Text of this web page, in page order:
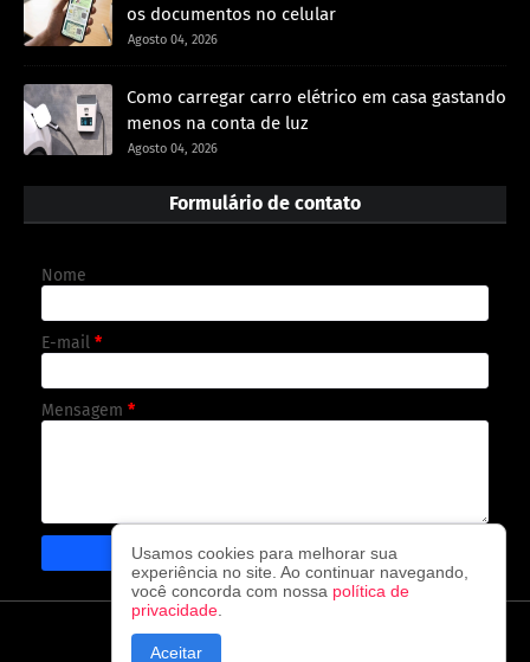
os documentos no celular
Agosto 04, 2026
Como carregar carro elétrico em casa gastando
menos na conta de luz
Agosto 04, 2026
Formulário de contato
Nome
E-mail *
Mensagem *
CAPA CONTATO
Usamos cookies para melhorar sua
experiência no site. Ao continuar navegando,
você concorda com nossa política de
privacidade
Aceitar